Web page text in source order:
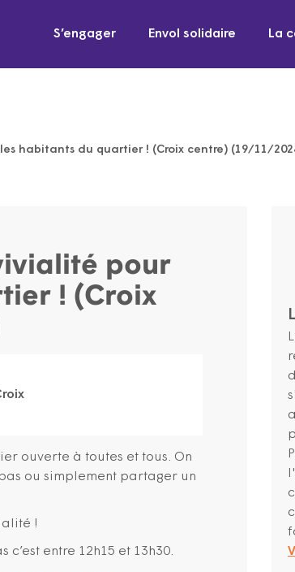
S’engager Envol solidaire La
habitants du quartier ! (Croix centre) (19/11/
pour
! (Croix
ouverte à toutes et tous. On
ou simplement partager un
!
entre 12h15 et 13h30.